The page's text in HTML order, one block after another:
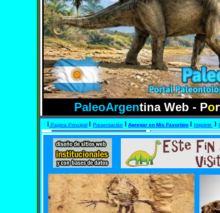
PaleoArgentina Web - Po
Pagina Principal Presentación Agregar en Mis Favoritos Imprimir